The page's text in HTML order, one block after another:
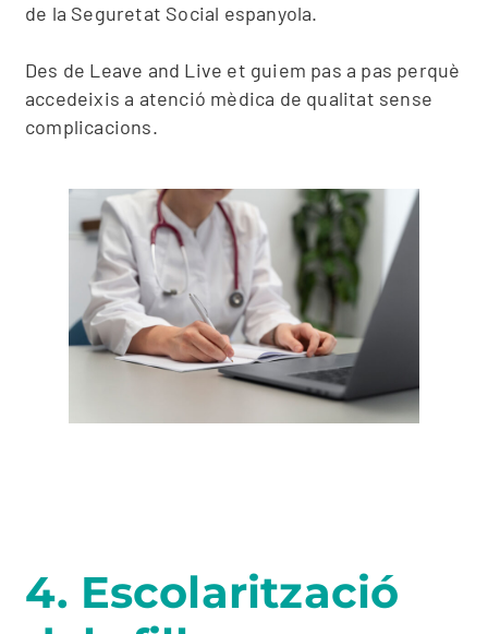
de la Seguretat Social espanyola.
Des de Leave and Live et guiem pas a pas perquè
accedeixis a atenció mèdica de qualitat sense
complicacions.
4. Escolarització